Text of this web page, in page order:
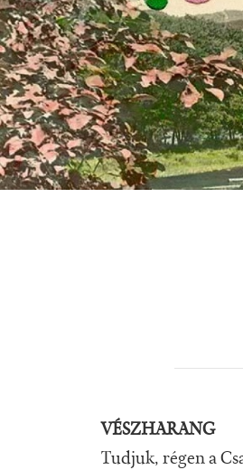
VÉSZHARANG
Tudjuk, régen a